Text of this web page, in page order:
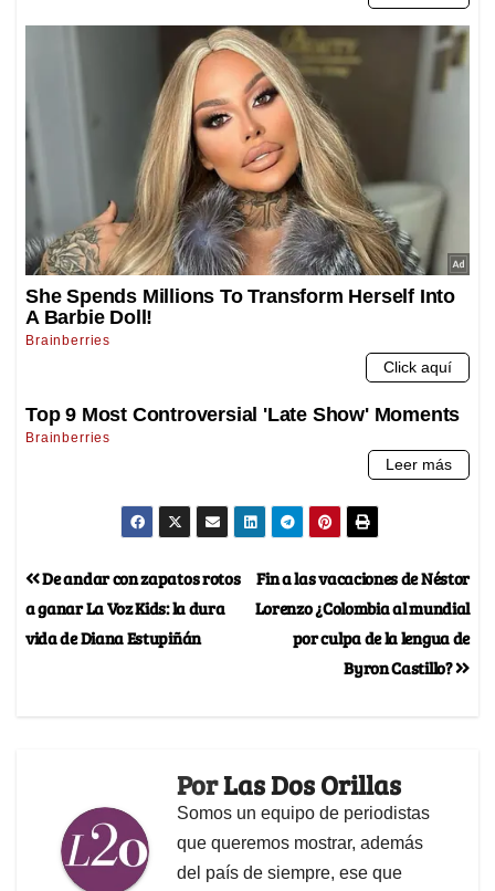
Fin a las vacaciones de Néstor
Lorenzo ¿Colombia al mundial
por culpa de la lengua de
Byron Castillo?
De andar con zapatos rotos
a ganar La Voz Kids: la dura
vida de Diana Estupiñán
PorLas Dos Orillas
Somos un equipo de periodistas
que queremos mostrar, además
del país de siempre, ese que